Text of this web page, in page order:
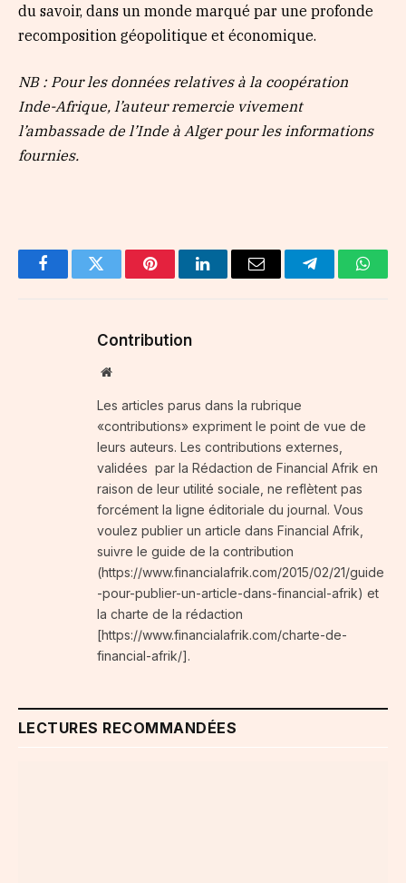
du savoir, dans un monde marqué par une profonde
recomposition géopolitique et économique.
NB : Pour les données relatives à la coopération
Inde-Afrique, l’auteur remercie vivement
l’ambassade de l’Inde à Alger pour les informations
fournies.
FacebookTwitter PinterestLinkedInEmail Telegram
Contribution
Website
Les articles parus dans la rubrique
«contributions» expriment le point de vue de
leurs auteurs. Les contributions externes,
validées par la Rédaction de Financial Afrik en
raison de leur utilité sociale, ne reflètent pas
forcément la ligne éditoriale du journal. Vous
voulez publier un article dans Financial Afrik,
suivre le guide de la contribution
(https://www.financialafrik.com/2015/02/21/guide
-pour-publier-un-article-dans-financial-afrik) et
la charte de la rédaction
[https://www.financialafrik.com/charte-de-
financial-afrik/].
LECTURES RECOMMANDÉES